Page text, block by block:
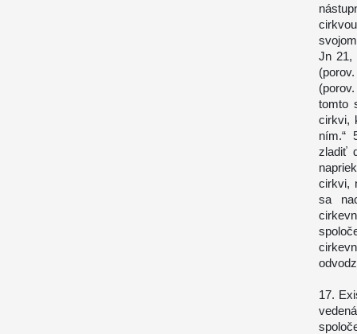
Jn 21,
tomto
cirkvi,
ním.“
zladiť
cirkvi,
sa
17.